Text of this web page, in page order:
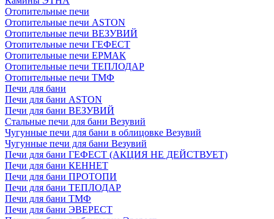
Отопительные печи
Отопительные печи ASTON
Отопительные печи ВЕЗУВИЙ
Отопительные печи ГЕФЕСТ
Отопительные печи ЕРМАК
Отопительные печи ТЕПЛОДАР
Отопительные печи ТМФ
Печи для бани
Печи для бани ASTON
Печи для бани ВЕЗУВИЙ
Стальные печи для бани Везувий
Чугунные печи для бани в облицовке Везувий
Чугунные печи для бани Везувий
Печи для бани ГЕФЕСТ (АКЦИЯ НЕ ДЕЙСТВУЕТ)
Печи для бани КЕННЕТ
Печи для бани ПРОТОПИ
Печи для бани ТЕПЛОДАР
Печи для бани ТМФ
Печи для бани ЭВЕРЕСТ